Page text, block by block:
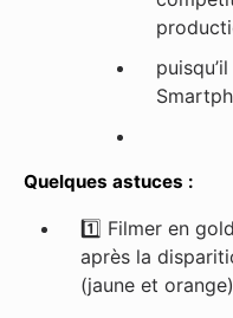
Quelques astuces :
1️⃣ Filmer en
après la
(jaune et